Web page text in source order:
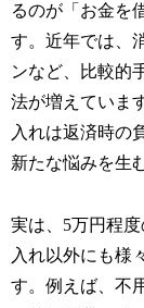
るのが「お金を
す。近年では、
ンなど、比較的
法が増えていま
入れは返済時の
新たな悩みを生
実は、5万円程
入れ以外にも様
す。例えば、不